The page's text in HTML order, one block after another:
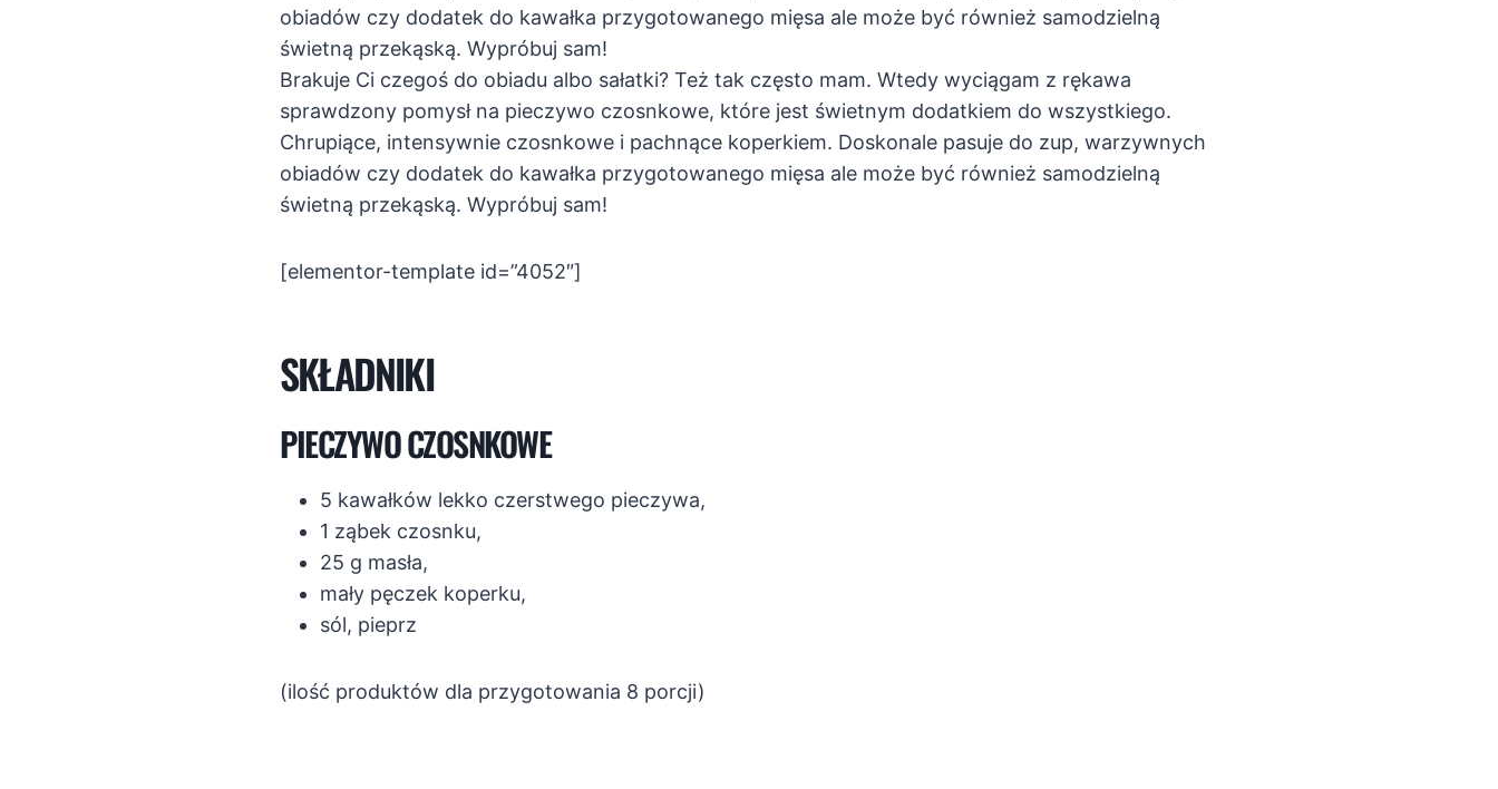
obiadów czy dodatek do kawałka przygotowanego mięsa ale może być również samodzielną
świetną przekąską. Wypróbuj sam!
Brakuje Ci czegoś do obiadu albo sałatki? Też tak często mam. Wtedy wyciągam z rękawa
sprawdzony pomysł na pieczywo czosnkowe, które jest świetnym dodatkiem do wszystkiego.
Chrupiące, intensywnie czosnkowe i pachnące koperkiem. Doskonale pasuje do zup, warzywnych
obiadów czy dodatek do kawałka przygotowanego mięsa ale może być również samodzielną
świetną przekąską. Wypróbuj sam!
[elementor-template id=”4052″]
SKŁADNIKI
PIECZYWO CZOSNKOWE
5 kawałków lekko czerstwego pieczywa,
1 ząbek czosnku,
25 g masła,
mały pęczek koperku,
sól, pieprz
(ilość produktów dla przygotowania 8 porcji)